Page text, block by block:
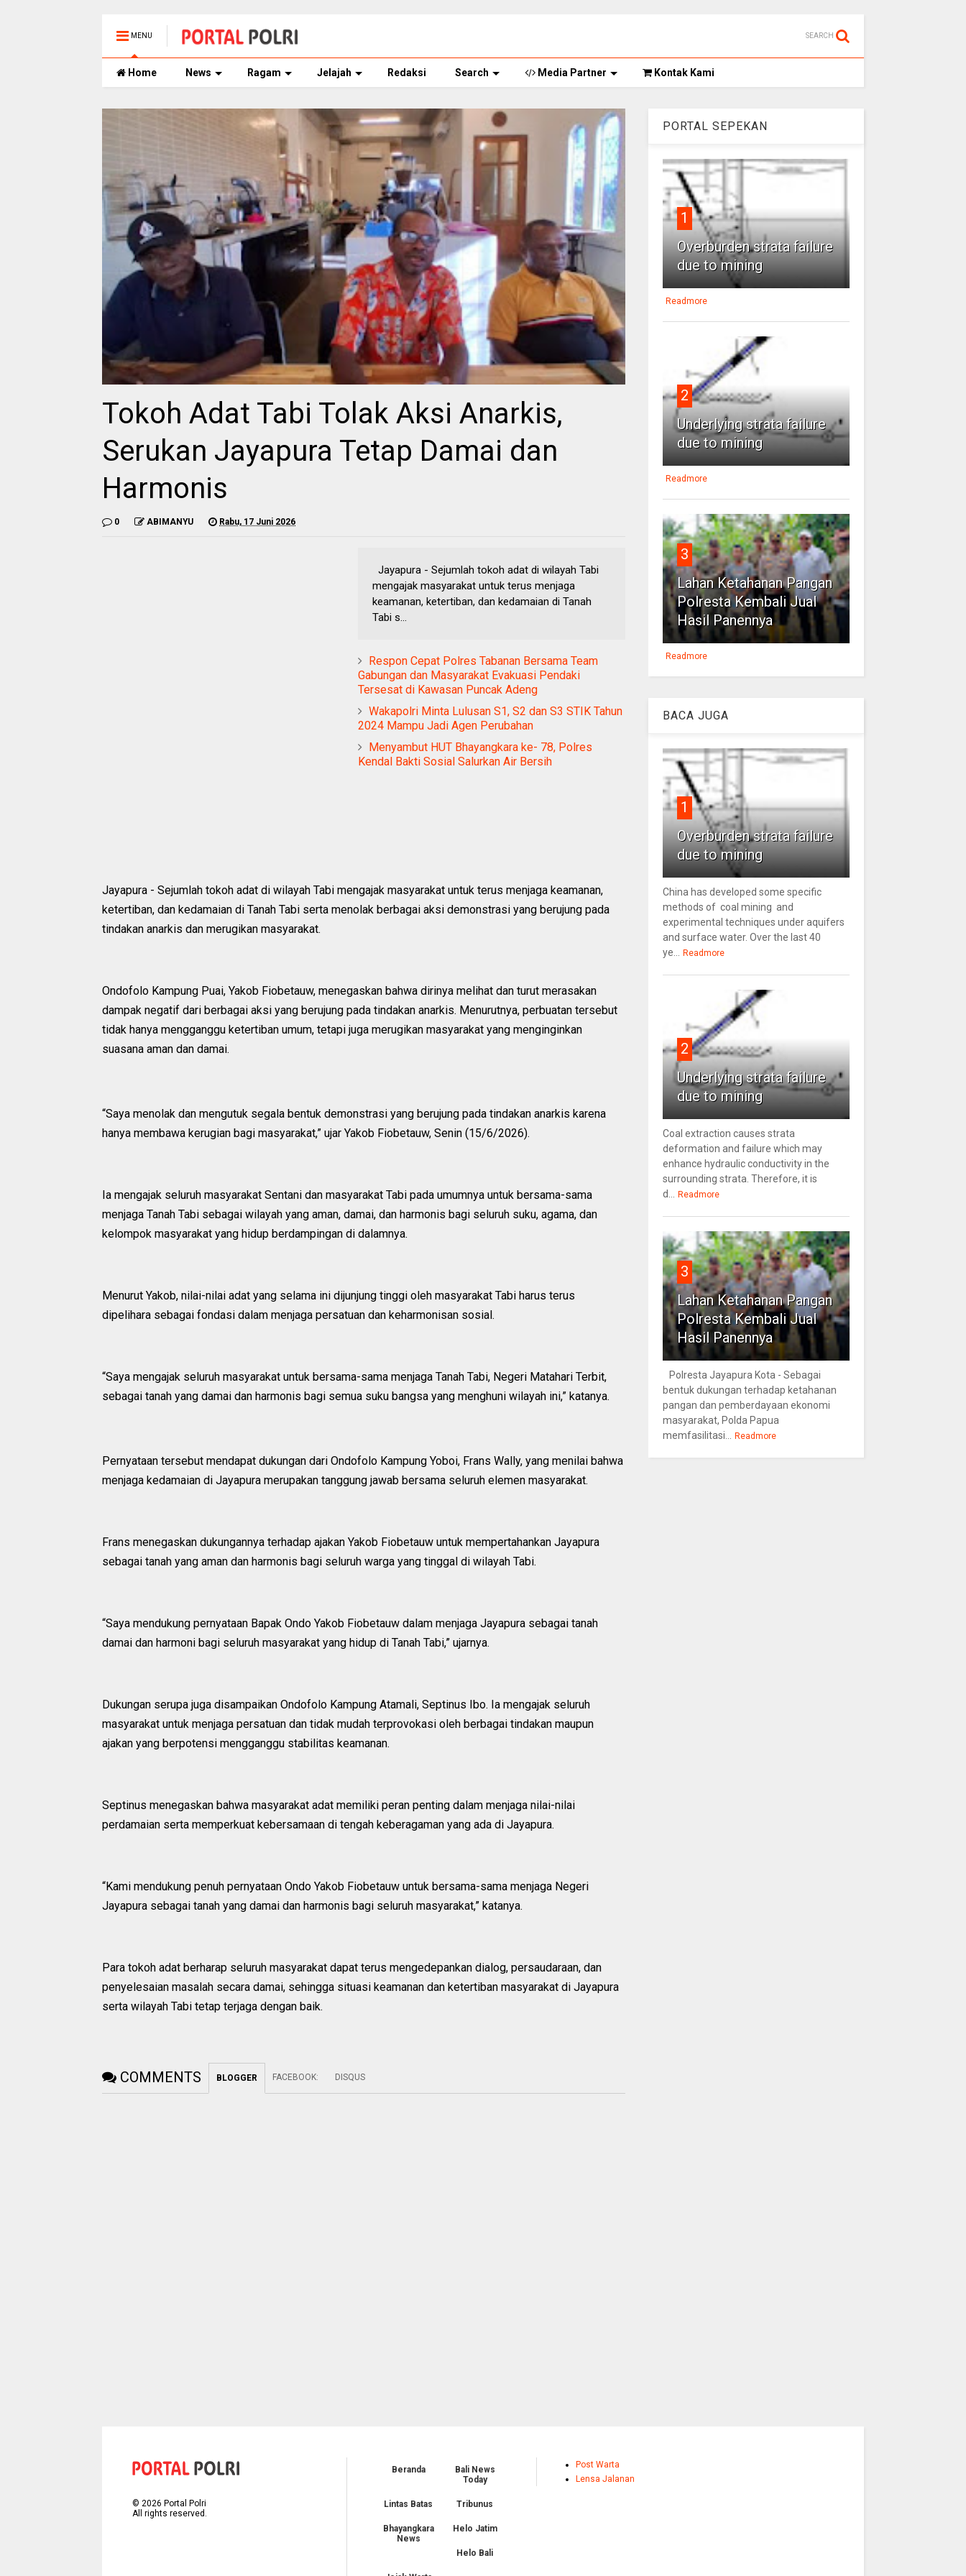
MENU SEARCH
Home News Ragam Jelajah Redaksi Search Media Partner Kontak Kami
Tokoh Adat Tabi Tolak Aksi Anarkis,
Serukan Jayapura Tetap Damai dan
Harmonis
0 ABIMANYU Rabu, 17 Juni 2026
Jayapura - Sejumlah tokoh adat di wilayah Tabi
mengajak masyarakat untuk terus menjaga
keamanan, ketertiban, dan kedamaian di Tanah
Tabi s...
Respon Cepat Polres Tabanan Bersama Team
Gabungan dan Masyarakat Evakuasi Pendaki
Tersesat di Kawasan Puncak Adeng
Wakapolri Minta Lulusan S1, S2 dan S3 STIK Tahun
2024 Mampu Jadi Agen Perubahan
Menyambut HUT Bhayangkara ke- 78, Polres
Kendal Bakti Sosial Salurkan Air Bersih
Jayapura - Sejumlah tokoh adat di wilayah Tabi mengajak masyarakat untuk terus menjaga keamanan,
ketertiban, dan kedamaian di Tanah Tabi serta menolak berbagai aksi demonstrasi yang berujung pada
tindakan anarkis dan merugikan masyarakat.
Ondofolo Kampung Puai, Yakob Fiobetauw, menegaskan bahwa dirinya melihat dan turut merasakan
dampak negatif dari berbagai aksi yang berujung pada tindakan anarkis. Menurutnya, perbuatan tersebut
tidak hanya mengganggu ketertiban umum, tetapi juga merugikan masyarakat yang menginginkan
suasana aman dan damai.
“Saya menolak dan mengutuk segala bentuk demonstrasi yang berujung pada tindakan anarkis karena
hanya membawa kerugian bagi masyarakat,” ujar Yakob Fiobetauw, Senin (15/6/2026).
Ia mengajak seluruh masyarakat Sentani dan masyarakat Tabi pada umumnya untuk bersama-sama
menjaga Tanah Tabi sebagai wilayah yang aman, damai, dan harmonis bagi seluruh suku, agama, dan
kelompok masyarakat yang hidup berdampingan di dalamnya.
Menurut Yakob, nilai-nilai adat yang selama ini dijunjung tinggi oleh masyarakat Tabi harus terus
dipelihara sebagai fondasi dalam menjaga persatuan dan keharmonisan sosial.
“Saya mengajak seluruh masyarakat untuk bersama-sama menjaga Tanah Tabi, Negeri Matahari Terbit,
sebagai tanah yang damai dan harmonis bagi semua suku bangsa yang menghuni wilayah ini,” katanya.
Pernyataan tersebut mendapat dukungan dari Ondofolo Kampung Yoboi, Frans Wally, yang menilai bahwa
menjaga kedamaian di Jayapura merupakan tanggung jawab bersama seluruh elemen masyarakat.
Frans menegaskan dukungannya terhadap ajakan Yakob Fiobetauw untuk mempertahankan Jayapura
sebagai tanah yang aman dan harmonis bagi seluruh warga yang tinggal di wilayah Tabi.
“Saya mendukung pernyataan Bapak Ondo Yakob Fiobetauw dalam menjaga Jayapura sebagai tanah
damai dan harmoni bagi seluruh masyarakat yang hidup di Tanah Tabi,” ujarnya.
Dukungan serupa juga disampaikan Ondofolo Kampung Atamali, Septinus Ibo. Ia mengajak seluruh
masyarakat untuk menjaga persatuan dan tidak mudah terprovokasi oleh berbagai tindakan maupun
ajakan yang berpotensi mengganggu stabilitas keamanan.
Septinus menegaskan bahwa masyarakat adat memiliki peran penting dalam menjaga nilai-nilai
perdamaian serta memperkuat kebersamaan di tengah keberagaman yang ada di Jayapura.
“Kami mendukung penuh pernyataan Ondo Yakob Fiobetauw untuk bersama-sama menjaga Negeri
Jayapura sebagai tanah yang damai dan harmonis bagi seluruh masyarakat,” katanya.
Para tokoh adat berharap seluruh masyarakat dapat terus mengedepankan dialog, persaudaraan, dan
penyelesaian masalah secara damai, sehingga situasi keamanan dan ketertiban masyarakat di Jayapura
serta wilayah Tabi tetap terjaga dengan baik.
COMMENTS BLOGGER FACEBOOK: DISQUS
PORTAL SEPEKAN
1
Overburden strata failure
due to mining
Readmore
2
Underlying strata failure
due to mining
Readmore
3
Lahan Ketahanan Pangan
Polresta Kembali Jual
Hasil Panennya
Readmore
BACA JUGA
1
Overburden strata failure
due to mining
China has developed some specific
methods of coal mining and
experimental techniques under aquifers
and surface water. Over the last 40
ye...
Readmore
2
Underlying strata failure
due to mining
Coal extraction causes strata
deformation and failure which may
enhance hydraulic conductivity in the
surrounding strata. Therefore, it is
d...
Readmore
3
Lahan Ketahanan Pangan
Polresta Kembali Jual
Hasil Panennya
Polresta Jayapura Kota - Sebagai
bentuk dukungan terhadap ketahanan
pangan dan pemberdayaan ekonomi
masyarakat, Polda Papua
memfasilitasi...
Readmore
©2026 Portal Polri
All rights reserved.
Beranda
Bali News
Today
Lintas Batas Tribunus
Bhayangkara
News
Helo Jatim
Helo Bali
Post Warta
Lensa Jalanan